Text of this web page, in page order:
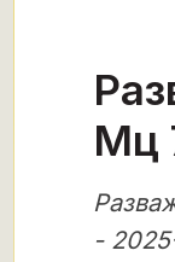
Мц
-